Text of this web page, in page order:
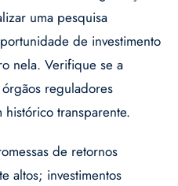
uma pesquisa
de investimento
nela. Verifique se a
reguladores
transparente.
de retornos
altos; investimentos